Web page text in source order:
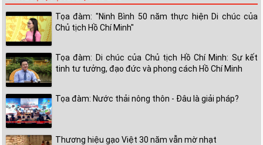
Tọa đàm: "Ninh Bình 50 năm thực hiện Di chúc của
Chủ tịch Hồ Chí Minh"
Tọa đàm: Di chúc của Chủ tịch Hồ Chí Minh: Sự kết
tinh tư tưởng, đạo đức và phong cách Hồ Chí Minh
Tọa đàm: Nước thải nông thôn - Đâu là giải pháp?
Thương hiệu gạo Việt 30 năm vẫn mờ nhạt